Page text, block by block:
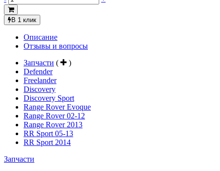
В 1 клик
Описание
Отзывы и вопросы
Запчасти (
)
Defender
Freelander
Discovery
Discovery Sport
Range Rover Evoque
Range Rover 02-12
Range Rover 2013
RR Sport 05-13
RR Sport 2014
Запчасти